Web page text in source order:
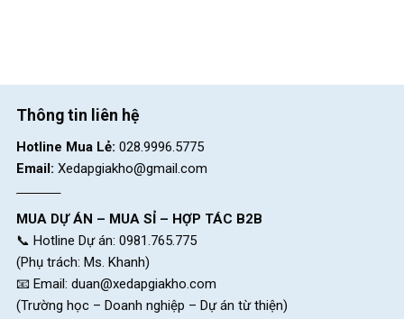
Thông tin liên hệ
Hotline Mua Lẻ: 028.9996.5775
Email: Xedapgiakho@gmail.com
MUA DỰ ÁN – MUA SỈ – HỢP TÁC B2B
📞 Hotline Dự án: 0981.765.775
(Phụ trách: Ms. Khanh)
📧 Email: duan@xedapgiakho.com
(Trường học – Doanh nghiệp – Dự án từ thiện)